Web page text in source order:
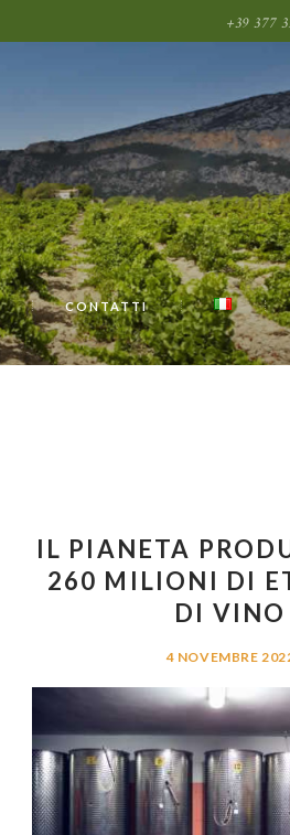
+39 377
CONTATTI
IL PIANETA
260 MILIONI DI
DI VINO
4 NOVEMBRE